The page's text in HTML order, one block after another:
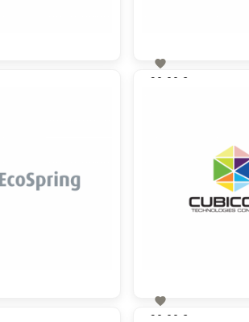

90,00 €

90,00 €